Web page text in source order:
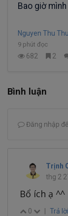
Bao giờ
Nguyen Thu
9 phút đọc
682 2
Bình luận
Đăng nhập
Trịnh
thg 2
Bổ ích ạ ^^
0 Trả lời